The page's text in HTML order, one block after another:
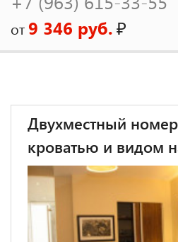
от 9 346 руб.₽
Двухместный
кроватью и видом